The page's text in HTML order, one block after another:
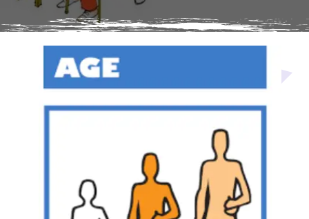
Média secondaire